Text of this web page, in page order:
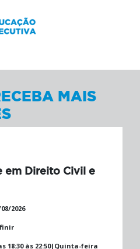
MAIS
em Direito Civil e
2026
18:30 às 22:50|Quinta-feira